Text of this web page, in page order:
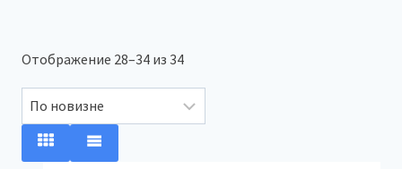
Отображение 28–34 из 34Сортировка:
самые
недавние